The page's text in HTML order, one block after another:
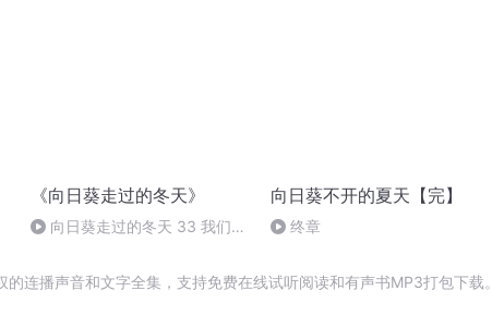
《向日葵走过的冬天》
向日葵走过的冬天 33 我们不
向日葵不开的夏天【完】
终章
连播声音和文字全集，支持免费在线试听阅读和有声书MP3打包下载。